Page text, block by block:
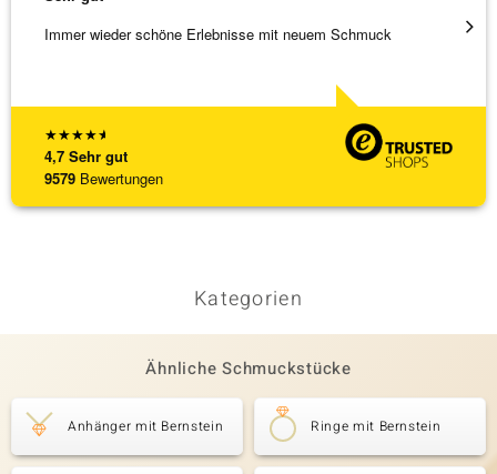
★★★★★
4,7 Sehr gut
9579 Bewertungen
Immer wieder schöne Erlebnisse mit neuem Schmuck
Kategorien
Ähnliche Schmuckstücke
Anhänger mit Bernstein Ringe mit Bernstein